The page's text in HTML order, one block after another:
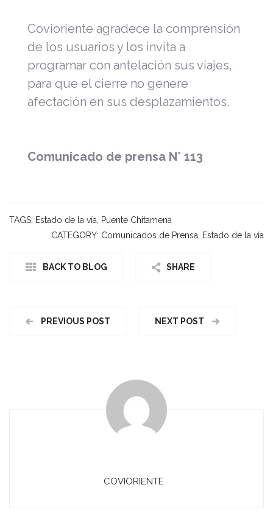
Covioriente agradece la comprensión
de los usuarios y los invita a
programar con antelación sus viajes,
para que el cierre no genere
afectación en sus desplazamientos.
Comunicado de prensa N° 113
TAGS: Estado de la vía Puente Chitamena
CATEGORY: Comunicados de Prensa Estado de la vía
BACK TO BLOG SHARE
PREVIOUS POST NEXT POST
COVIORIENTE